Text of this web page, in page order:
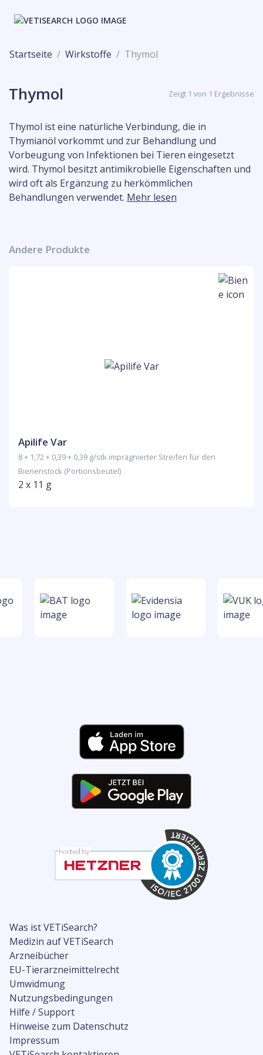
Startseite Wirkstoffe Thymol
Thymol Zeigt 1 von 1 Ergebnisse
Thymol ist eine natürliche Verbindung, die in
Thymianöl vorkommt und zur Behandlung und
Vorbeugung von Infektionen bei Tieren eingesetzt
wird. Thymol besitzt antimikrobielle Eigenschaften und
wird oft als Ergänzung zu herkömmlichen
Behandlungen verwendet. Mehr lesen
Andere Produkte
Apilife Var
8 + 1,72 + 0,39 + 0,39 g/stk imprägnierter Streifen für den
Bienenstock (Portionsbeutel)
2 x 11 g
Was ist VETiSearch?
Medizin auf VETiSearch
Arzneibücher
EU-Tierarzneimittelrecht
Umwidmung
Nutzungsbedingungen
Hilfe / Support
Hinweise zum Datenschutz
Impressum